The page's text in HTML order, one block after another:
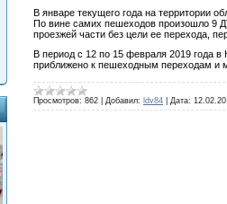
В январе текущего года на территории
По вине самих пешеходов произошло 9
проезжей части без цели ее перехода,
В период с 12 по 15 февраля 2019 года
приближено к пешеходным переходам и
Просмотров: 862 Добавил: ldv84 Дата: